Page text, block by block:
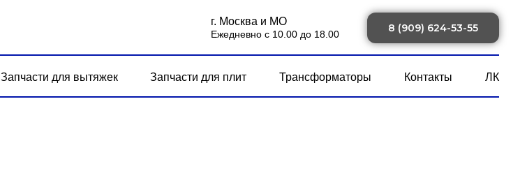
г. Москва и МО
Ежедневно с 10.00 до 18.00
8 (909) 624-53-55
Запчасти для вытяжек Запчасти для плит Трансформаторы Контакты ЛК